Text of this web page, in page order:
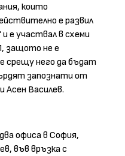
които
е развил
и е участвал в схеми
защото не е
срещу него да бъдат
запознати от
Асен Василев.
офиса в София,
във връзка с